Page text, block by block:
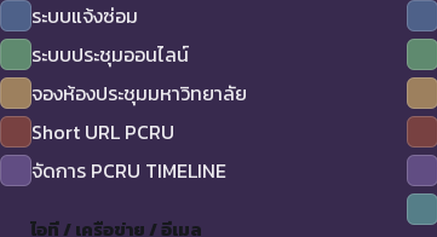
ระบบแจ้งซ่อม
ระบบประชุมออนไลน์
จองห้องประชุมมหาวิทยาลัย
Short URL PCRU
จัดการ PCRU TIMELINE
ไอที / เครือข่าย / อีเมล